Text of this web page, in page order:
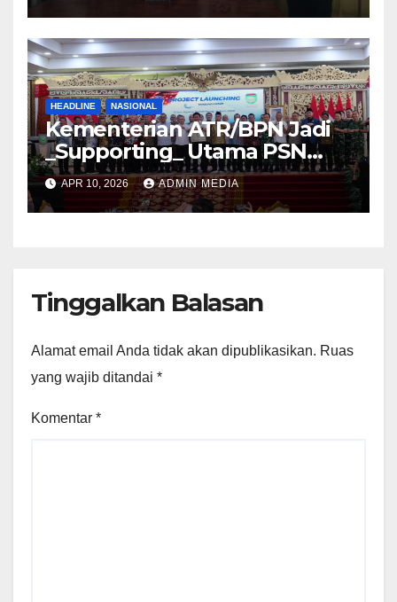
HEADLINE NASIONAL
Kementerian ATR/BPN Jadi
_Supporting_ Utama PSN
Pelabuhan Palembang Baru
Tanjung Carat
APR 10, 2026 ADMIN MEDIA
Tinggalkan Balasan
Alamat email Anda tidak akan dipublikasikan. Ruas
yang wajib ditandai *
Komentar *